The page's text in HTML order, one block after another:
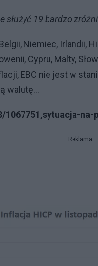
służyć 19 bardzo
Niemiec, Irlandii,
Cypru, Malty,
EBC nie jest w
walutę…
1067751,sytuacja-
Reklama